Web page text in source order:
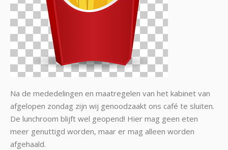
Na de mededelingen en maatregelen van het kabinet van
afgelopen zondag zijn wij genoodzaakt ons café te sluiten.
De lunchroom blijft wel geopend! Hier mag geen eten
meer genuttigd worden, maar er mag alleen worden
afgehaald.